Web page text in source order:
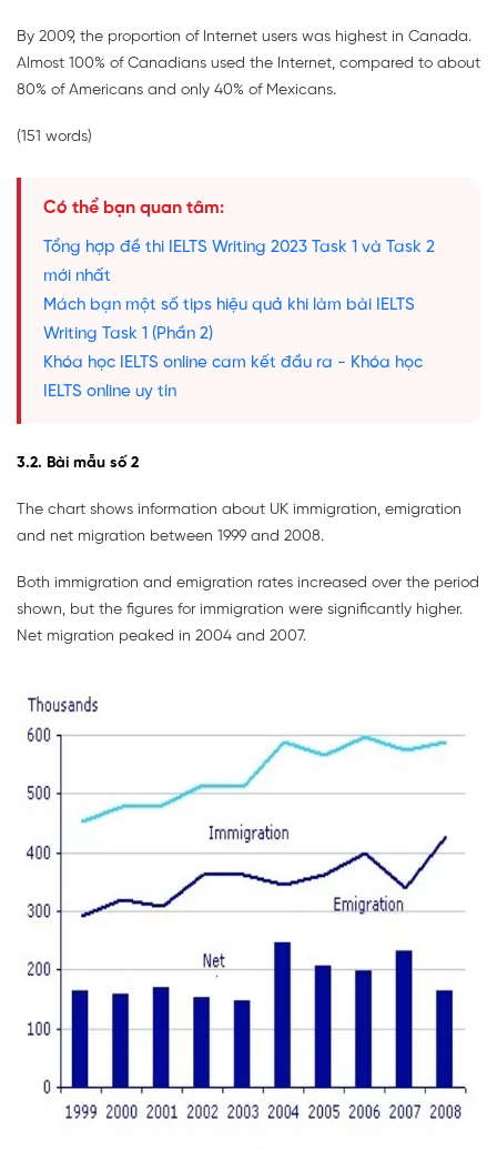
By 2009, the proportion of Internet users was highest in Canada.
Almost 100% of Canadians used the Internet, compared to about
80% of Americans and only 40% of Mexicans.
(151 words)
Có thể bạn quan tâm:
Tổng hợp đề thi IELTS Writing 2023 Task 1 và Task 2
mới nhất
Mách bạn một số tips hiệu quả khi làm bài IELTS
Writing Task 1 (Phần 2)
Khóa học IELTS online cam kết đầu ra - Khóa học
IELTS online uy tín
3.2. Bài mẫu số 2
The chart shows information about UK immigration, emigration
and net migration between 1999 and 2008.
Both immigration and emigration rates increased over the period
shown, but the figures for immigration were significantly higher.
Net migration peaked in 2004 and 2007.